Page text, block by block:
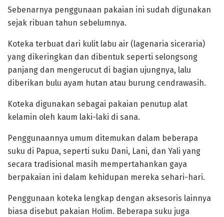
Sebenarnya penggunaan pakaian ini sudah digunakan
sejak ribuan tahun sebelumnya.
‎Koteka terbuat dari kulit labu air (lagenaria siceraria)
yang dikeringkan dan dibentuk seperti selongsong
panjang dan mengerucut di bagian ujungnya, lalu
diberikan bulu ayam hutan atau burung cendrawasih.
‎Koteka digunakan sebagai pakaian penutup alat
kelamin oleh kaum laki-laki di sana.
‎Penggunaannya umum ditemukan dalam beberapa
suku di Papua, seperti suku Dani, Lani, dan Yali yang
secara tradisional masih mempertahankan gaya
berpakaian ini dalam kehidupan mereka sehari-hari.
‎Penggunaan koteka lengkap dengan aksesoris lainnya
biasa disebut pakaian Holim. Beberapa suku juga